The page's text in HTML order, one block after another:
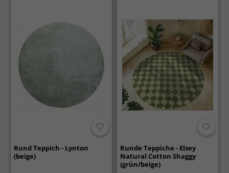
Rund Teppich - Lynton
(beige)
Runde Teppiche - Elsey
Natural Cotton Shaggy
(grün/beige)